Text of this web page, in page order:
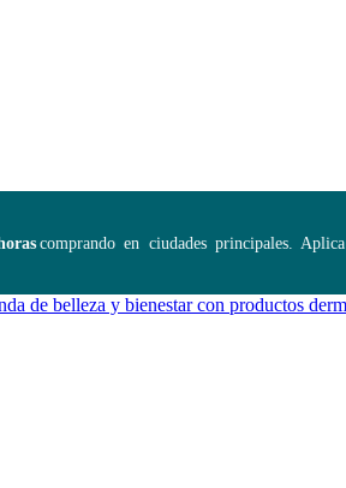
comprando en ciudades principales. Aplica TyC